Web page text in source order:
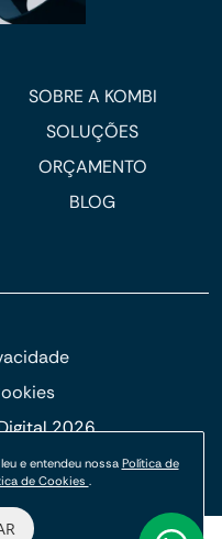
SOBRE A KOMBI
SOLUÇÕES
ORÇAMENTO
BLOG
2026.
e entendeu nossa Política de
de Cookies .